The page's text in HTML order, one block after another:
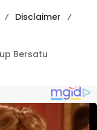
Disclaimer
Bersatu